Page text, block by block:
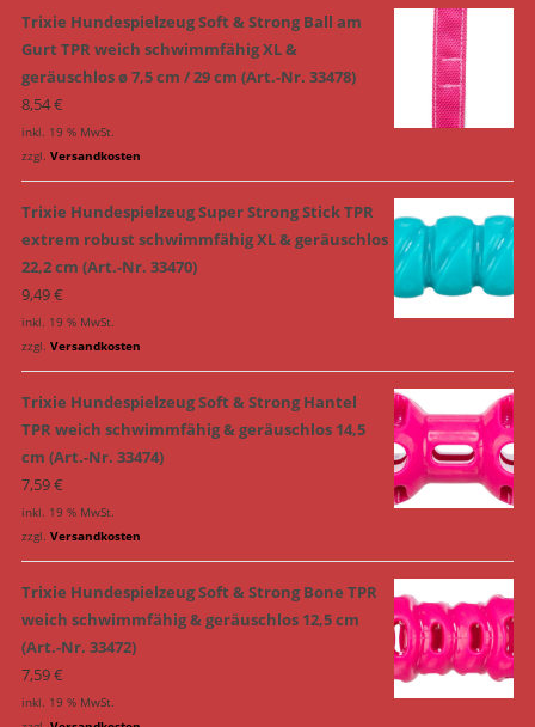
Trixie Hundespielzeug Soft & Strong Ball am
Gurt TPR weich schwimmfähig XL &
geräuschlos ø 7,5 cm / 29 cm (Art.-Nr. 33478)
8,54€
inkl. 19 % MwSt.
zzgl. Versandkosten
Trixie Hundespielzeug Super Strong Stick TPR
extrem robust schwimmfähig XL & geräuschlos
22,2 cm (Art.-Nr. 33470)
9,49€
inkl. 19 % MwSt.
zzgl. Versandkosten
Trixie Hundespielzeug Soft & Strong Hantel
TPR weich schwimmfähig & geräuschlos 14,5
cm (Art.-Nr. 33474)
7,59€
inkl. 19 % MwSt.
zzgl. Versandkosten
Trixie Hundespielzeug Soft & Strong Bone TPR
weich schwimmfähig & geräuschlos 12,5 cm
(Art.-Nr. 33472)
7,59€
inkl. 19 % MwSt.